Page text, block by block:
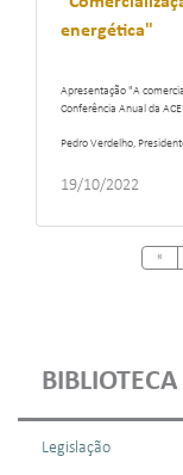
BIBLIOTECA
Legislação
energética"
Apresentação "A
Conferência Anual da
Pedro Verdelho,
19/10/2022
«